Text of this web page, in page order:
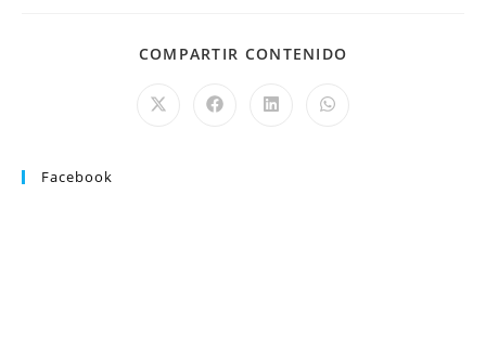
COMPARTIR CONTENIDO
Facebook